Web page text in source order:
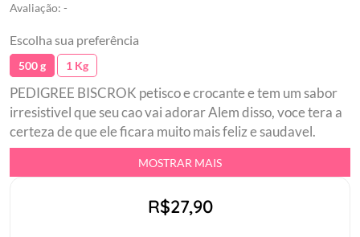
Avaliação: -
Escolha sua preferência
500 g 1 Kg
PEDIGREE BISCROK petisco e crocante e tem um sabor
irresistivel que seu cao vai adorar Alem disso, voce tera a
certeza de que ele ficara muito mais feliz e saudavel.
Ofereca diariamente como forma de agrado,
recompensas e treinamento. Fortaleca a relacao de amor
Ele vai agradecer por ter um dono como voce.br
MOSTRAR MAIS
R$27,90